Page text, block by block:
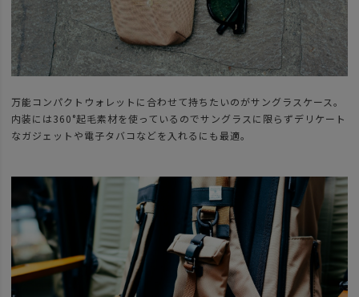
万能コンパクトウォレットに合わせて持ちたいのがサングラスケース。
内装には360°起毛素材を使っているのでサングラスに限らずデリケート
なガジェットや電子タバコなどを入れるにも最適。